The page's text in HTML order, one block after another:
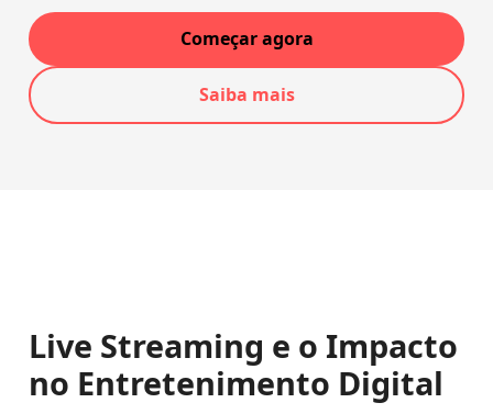
Começar agora
Saiba mais
Live Streaming e o Impacto
no Entretenimento Digital